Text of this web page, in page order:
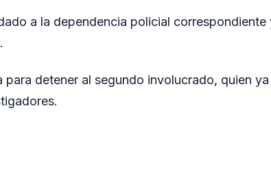
a la dependencia policial correspondiente
para detener al segundo involucrado, quien